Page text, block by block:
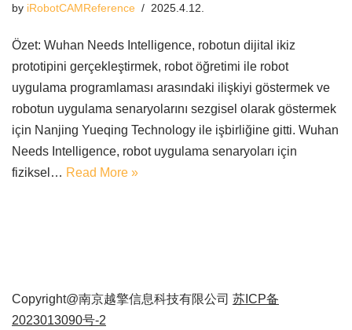
by iRobotCAMReference 2025.4.12.
Özet: Wuhan Needs Intelligence, robotun dijital ikiz
prototipini gerçekleştirmek, robot öğretimi ile robot
uygulama programlaması arasındaki ilişkiyi göstermek ve
robotun uygulama senaryolarını sezgisel olarak göstermek
için Nanjing Yueqing Technology ile işbirliğine gitti. Wuhan
Needs Intelligence, robot uygulama senaryoları için
fiziksel… Read More »
Copyright@南京越擎信息科技有限公司 苏ICP备
2023013090号-2